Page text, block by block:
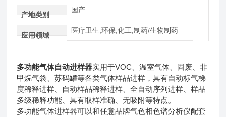
产地类别
国产
应用领域
医疗卫生,环保,化工,制药/生物制药
多功能气体自动进样器实用于VOC、温室气体、固废、非
甲烷气袋、苏码罐等各类气体样品进样，具有自动标气梯
度稀释进样、自动样品稀释进样、全自动序列进样、样品
多级稀释功能、具有取样准确、无吸附等特点。
多功能气体进样器可以和任意品牌气色相色谱分析仪配套